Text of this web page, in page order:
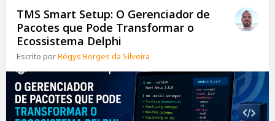
TMS Smart Setup: O Gerenciador de
Pacotes que Pode Transformar o
Ecossistema Delphi
Escrito porRégys Borges da Silveira